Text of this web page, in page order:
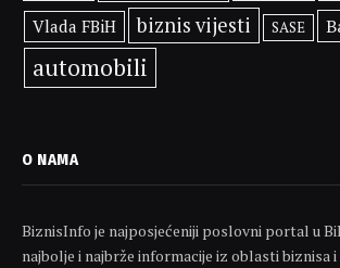
Vlada FBiH biznis vijesti SASE
automobili
O NAMA
BiznisInfo je najposjećeniji poslovni portal u
najbolje i najbrže informacije iz oblasti biznisa i